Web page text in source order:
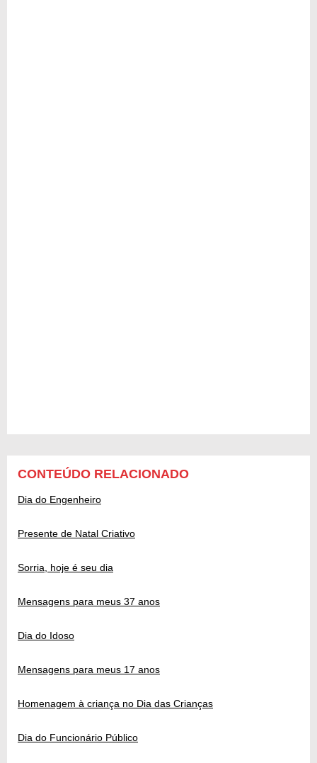
CONTEÚDO RELACIONADO
Dia do Engenheiro
Presente de Natal Criativo
Sorria, hoje é seu dia
Mensagens para meus 37 anos
Dia do Idoso
Mensagens para meus 17 anos
Homenagem à criança no Dia das Crianças
Dia do Funcionário Público